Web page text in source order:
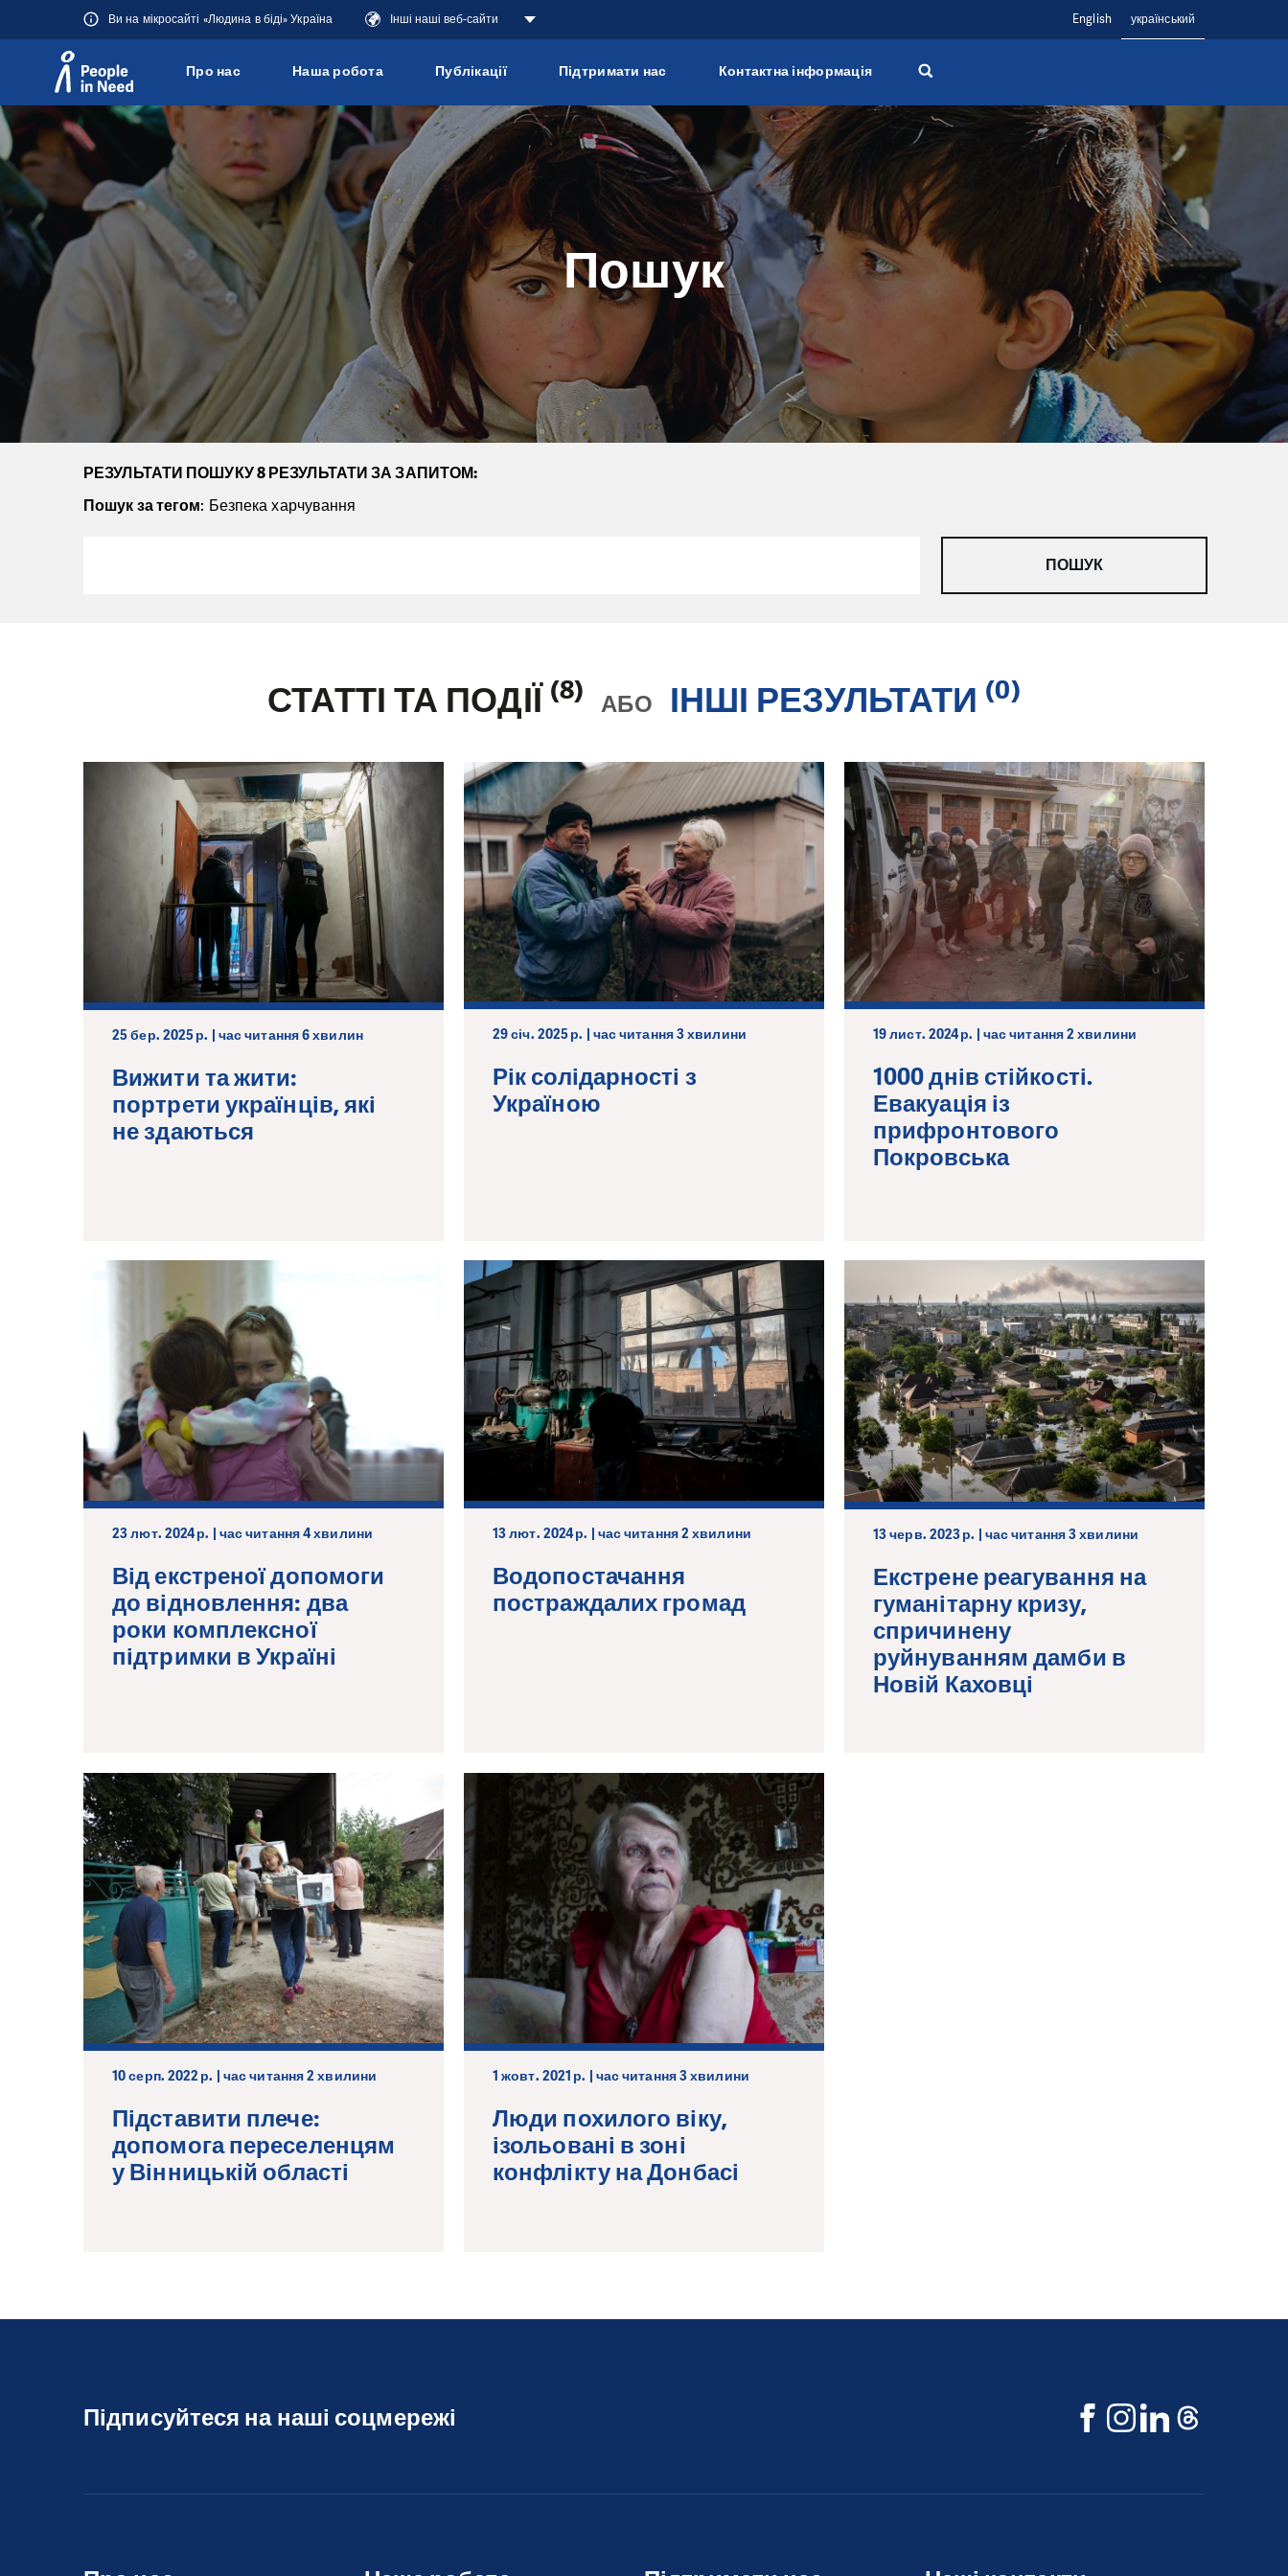
Přeskočit na obsah
Ви на мікросайті «Людина в біді» Україна Інші наші веб-сайти English український
Про нас Наша робота Публікації Підтримати нас Контактна інформація
Пошук
РЕЗУЛЬТАТИ ПОШУКУ 8 РЕЗУЛЬТАТИ ЗА ЗАПИТОМ:
Пошук за тегом: Безпека харчування
СТАТТІ ТА ПОДІЇ (8) АБО ІНШІ РЕЗУЛЬТАТИ (0)
25 бер. 2025 р. | час читання 6 хвилин
Вижити та жити:
портрети українців, які
не здаються
29 січ. 2025 р. | час читання 3 хвилини
Рік солідарності з
Україною
19 лист. 2024 р. | час читання 2 хвилини
1000 днів стійкості.
Евакуація із
прифронтового
Покровська
23 лют. 2024 р. | час читання 4 хвилини
Від екстреної допомоги
до відновлення: два
роки комплексної
підтримки в Україні
13 лют. 2024 р. | час читання 2 хвилини
Водопостачання
постраждалих громад
13 черв. 2023 р. | час читання 3 хвилини
Екстрене реагування на
гуманітарну кризу,
спричинену
руйнуванням дамби в
Новій Каховці
10 серп. 2022 р. | час читання 2 хвилини
Підставити плече:
допомога переселенцям
у Вінницькій області
1 жовт. 2021 р. | час читання 3 хвилини
Люди похилого віку,
ізольовані в зоні
конфлікту на Донбасі
Підписуйтеся на наші соцмережі